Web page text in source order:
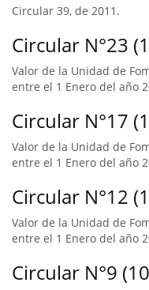
Circular 39, de 2011.
Circular N°23
Valor de la Unidad de
entre el 1 Enero del año
Circular N°17
Valor de la Unidad de
entre el 1 Enero del año
Circular N°12
Valor de la Unidad de
entre el 1 Enero del año
Circular N°9